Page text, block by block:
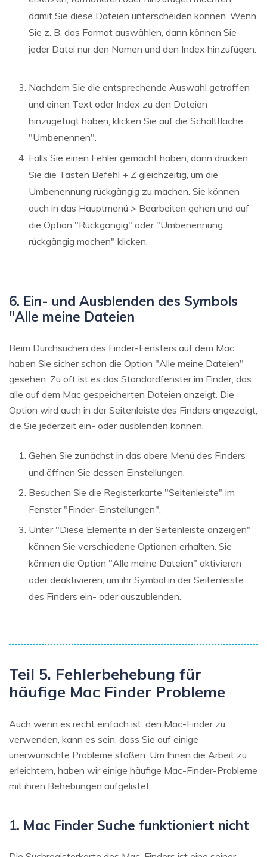
damit Sie diese Dateien unterscheiden können. Wenn
Sie z. B. das Format auswählen, dann können Sie
jeder Datei nur den Namen und den Index hinzufügen.
Nachdem Sie die entsprechende Auswahl getroffen
und einen Text oder Index zu den Dateien
hinzugefügt haben, klicken Sie auf die Schaltfläche
"Umbenennen".
Falls Sie einen Fehler gemacht haben, dann drücken
Sie die Tasten Befehl + Z gleichzeitig, um die
Umbenennung rückgängig zu machen. Sie können
auch in das Hauptmenü > Bearbeiten gehen und auf
die Option "Rückgängig" oder "Umbenennung
rückgängig machen" klicken.
6. Ein- und Ausblenden des Symbols
"Alle meine Dateien
Beim Durchsuchen des Finder-Fensters auf dem Mac
haben Sie sicher schon die Option "Alle meine Dateien"
gesehen. Zu oft ist es das Standardfenster im Finder, das
alle auf dem Mac gespeicherten Dateien anzeigt. Die
Option wird auch in der Seitenleiste des Finders angezeigt,
die Sie jederzeit ein- oder ausblenden können.
Gehen Sie zunächst in das obere Menü des Finders
und öffnen Sie dessen Einstellungen.
Besuchen Sie die Registerkarte "Seitenleiste" im
Fenster "Finder-Einstellungen".
Unter "Diese Elemente in der Seitenleiste anzeigen"
können Sie verschiedene Optionen erhalten. Sie
können die Option "Alle meine Dateien" aktivieren
oder deaktivieren, um ihr Symbol in der Seitenleiste
des Finders ein- oder auszublenden.
Teil 5. Fehlerbehebung für
häufige Mac Finder Probleme
Auch wenn es recht einfach ist, den Mac-Finder zu
verwenden, kann es sein, dass Sie auf einige
unerwünschte Probleme stoßen. Um Ihnen die Arbeit zu
erleichtern, haben wir einige häufige Mac-Finder-Probleme
mit ihren Behebungen aufgelistet.
1. Mac Finder Suche funktioniert nicht